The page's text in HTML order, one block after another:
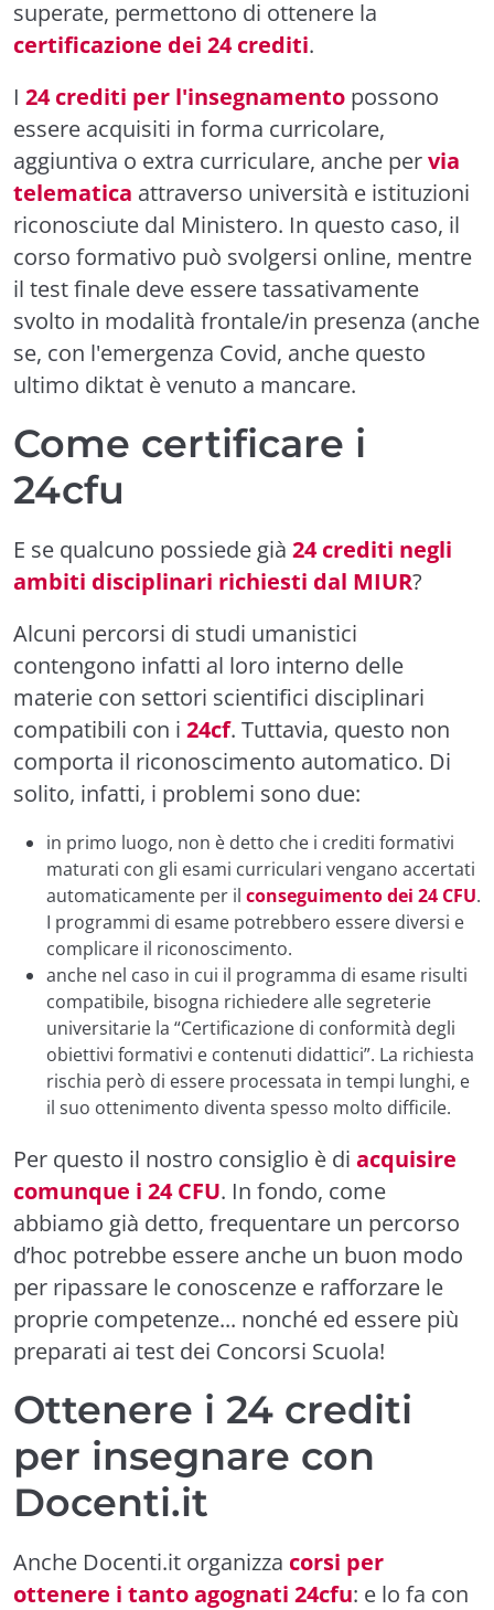
superate, permettono di ottenere la
certificazione dei 24 crediti.
I 24 crediti per l'insegnamento possono
essere acquisiti in forma curricolare,
aggiuntiva o extra curriculare, anche pervia
telematica attraverso università e istituzioni
riconosciute dal Ministero. In questo caso, il
corso formativo può svolgersi online, mentre
il test finale deve essere tassativamente
svolto in modalità frontale/in presenza (anche
se, con l'emergenza Covid, anche questo
ultimo diktat è venuto a mancare.
Come certificare i
24cfu
E se qualcuno possiede già 24 crediti negli
ambiti disciplinari richiesti dal MIUR?
Alcuni percorsi di studi umanistici
contengono infatti al loro interno delle
materie con settori scientifici disciplinari
compatibili con i 24cf. Tuttavia, questo non
comporta il riconoscimento automatico. Di
solito, infatti, i problemi sono due:
in primo luogo, non è detto che i crediti formativi
maturati con gli esami curriculari vengano accertati
automaticamente per il conseguimento dei 24 CFU.
I programmi di esame potrebbero essere diversi e
complicare il riconoscimento.
anche nel caso in cui il programma di esame risulti
compatibile, bisogna richiedere alle segreterie
universitarie la “Certificazione di conformità degli
obiettivi formativi e contenuti didattici”. La richiesta
rischia però di essere processata in tempi lunghi, e
il suo ottenimento diventa spesso molto difficile.
Per questo il nostro consiglio è di acquisire
comunque i 24 CFU. In fondo, come
abbiamo già detto, frequentare un percorso
d’hoc potrebbe essere anche un buon modo
per ripassare le conoscenze e rafforzare le
proprie competenze... nonché ed essere più
preparati ai test dei Concorsi Scuola!
Ottenere i 24 crediti
per insegnare con
Docenti.it
Anche Docenti.it organizza corsi per
ottenere i tanto agognati 24cfu: e lo fa con